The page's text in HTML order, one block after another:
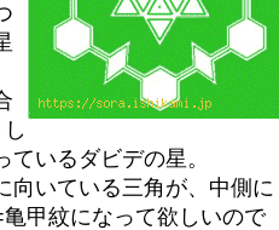
いるダビデの星。
向いている三角が、中側に
甲紋になって欲しいので